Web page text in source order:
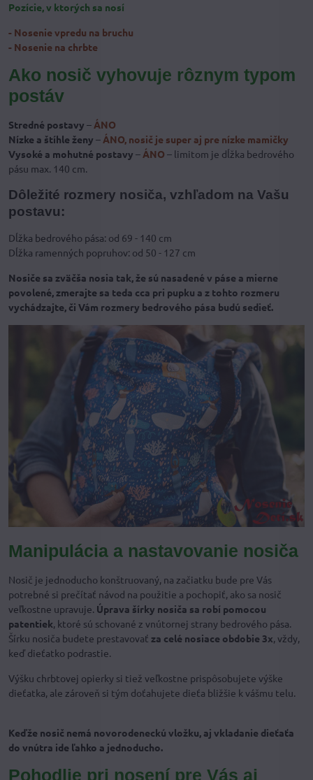
Pozície, v ktorých sa nosí
- Nosenie vpredu na bruchu
- Nosenie na chrbte
Ako nosič vyhovuje rôznym typom
postáv
Stredné postavy – ÁNO
Nízke a štíhle ženy – ÁNO, nosič je super aj pre nízke mamičky
Vysoké a mohutné postavy – ÁNO – limitom je dĺžka bedrového
pásu max. 140 cm.
Dôležité rozmery nosiča, vzhľadom na Vašu
postavu:
Dĺžka bedrového pása: od 69 - 140 cm
Dĺžka ramenných popruhov: od 50 - 127 cm
Nosiče sa zväčša nosia tak, že sú nasadené v páse a mierne
povolené, zmerajte sa teda cca pri pupku a z tohto rozmeru
vychádzajte, či Vám rozmery bedrového pása budú sedieť.
Manipulácia a nastavovanie nosiča
Nosič je jednoducho konštruovaný, na začiatku bude pre Vás
potrebné si prečítať návod na použitie a pochopiť, ako sa nosič
veľkostne upravuje. Úprava šírky nosiča sa robí pomocou
patentiek, ktoré sú schované z vnútornej strany bedrového pása.
Šírku nosiča budete prestavovať za celé nosiace obdobie 3x, vždy,
keď dieťatko podrastie.
Výšku chrbtovej opierky si tiež veľkostne prispôsobujete výške
dieťatka, ale zároveň si tým doťahujete dieťa bližšie k vášmu telu.
Keďže nosič nemá novorodeneckú vložku, aj vkladanie dieťaťa
do vnútra ide ľahko a jednoducho.
Pohodlie pri nosení pre Vás aj